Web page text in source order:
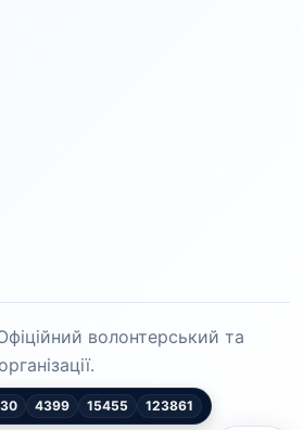
волонтерський та
4399 15455 123861